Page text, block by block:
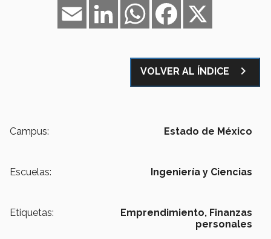
Facebook
WhatsApp
LinkedIn
Email
VOLVER AL ÍNDICE navigate_next
Campus: Estado de México
Escuelas: Ingeniería y Ciencias
Etiquetas: Emprendimiento, Finanzas
personales